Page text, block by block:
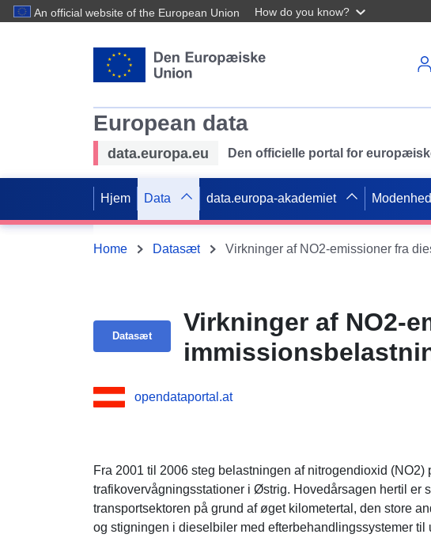
An official website of the European Union How do you know?
European data
data.europa.eu Den officielle portal for
Hjem Data data.europa-akademiet
Home Datasæt Virkninger af NO2-emissioner fra
Datasæt
Virkninger af NO2-
opendataportal.at
Fra 2001 til 2006 steg belastningen af nitrogendioxid (NO2)
trafikovervågningsstationer i Østrig. Hovedårsagen hertil er
transportsektoren på grund af øget kilometertal, den store
og stigningen i dieselbiler med efterbehandlingssystemer